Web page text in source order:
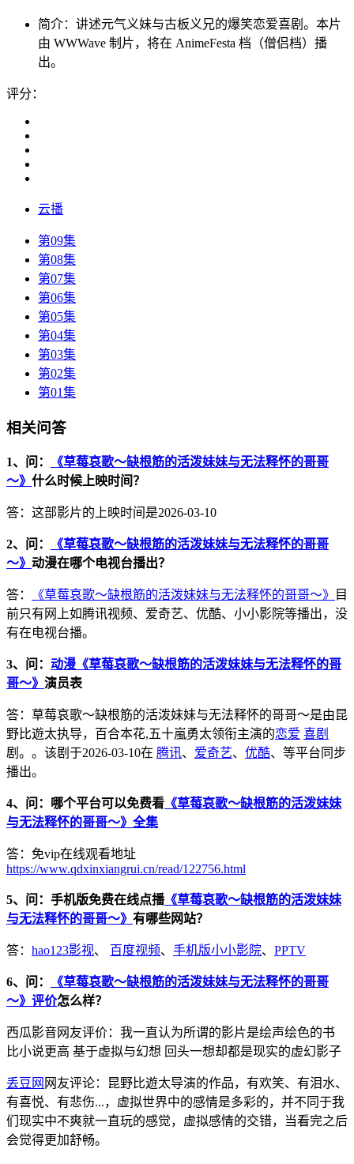
简介： 讲述元气义妹与古板义兄的爆笑恋爱喜剧。本片
由 WWWave 制片，将在 AnimeFesta 档（僧侣档）播
出。
评分：
云播
第09集
第08集
第07集
第06集
第05集
第04集
第03集
第02集
第01集
相关问答
1、问：
《草莓哀歌～缺根筋的活泼妹妹与无法释怀的哥哥
～》 什么时候上映时间？
答：这部影片的上映时间是2026-03-10
2、问：
《草莓哀歌～缺根筋的活泼妹妹与无法释怀的哥哥
～》 动漫在哪个电视台播出？
答： 《草莓哀歌～缺根筋的活泼妹妹与无法释怀的哥哥～》
目
前只有网上如腾讯视频、爱奇艺、优酷、小小影院等播出，没
有在电视台播。
3、问： 动漫《草莓哀歌～缺根筋的活泼妹妹与无法释怀的哥
哥～》 演员表
答：草莓哀歌～缺根筋的活泼妹妹与无法释怀的哥哥～是由昆
野比遊太执导，百合本花,五十嵐勇太领衔主演的恋爱 喜剧
剧。。该剧于2026-03-10在 腾讯、 爱奇艺、 优酷、等平台同步
播出。
4、问：哪个平台可以免费看 《草莓哀歌～缺根筋的活泼妹妹
与无法释怀的哥哥～》全集
答：免vip在线观看地址
https://www.qdxinxiangrui.cn/read/122756.html
5、问：手机版免费在线点播《草莓哀歌～缺根筋的活泼妹妹
与无法释怀的哥哥～》 有哪些网站？
答： hao123影视、 百度视频、 手机版小小影院、 PPTV
6、问：
《草莓哀歌～缺根筋的活泼妹妹与无法释怀的哥哥
～》评价怎么样？
西瓜影音网友评价：我一直认为所谓的影片是绘声绘色的书
比小说更高 基于虚拟与幻想 回头一想却都是现实的虚幻影子
丢豆网 网友评论：昆野比遊太导演的作品，有欢笑、有泪水、
有喜悦、有悲伤...，虚拟世界中的感情是多彩的，并不同于我
们现实中不爽就一直玩的感觉，虚拟感情的交错，当看完之后
会觉得更加舒畅。